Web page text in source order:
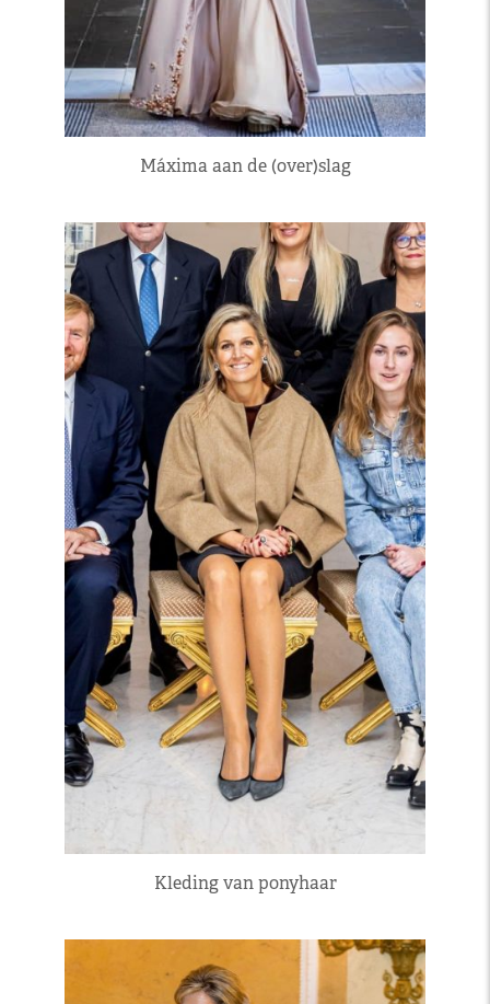
Máxima aan de (over)slag
Kleding van ponyhaar